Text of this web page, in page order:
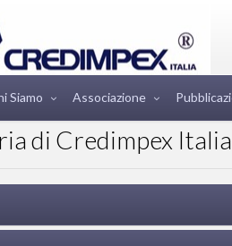
Siamo Associazione
di Credimpex Italia